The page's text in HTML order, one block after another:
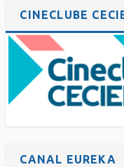
CINECLUBE
CANAL EUREKA